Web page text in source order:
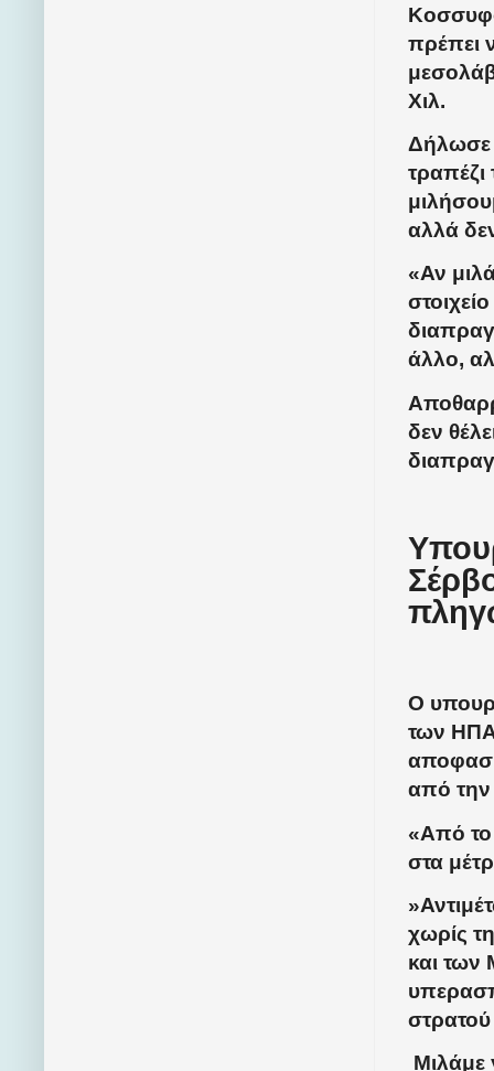
πρέπει
Χιλ.
Δήλωσε
τραπέζι
αλλά
«Αν
άλλο,
δεν
Ο
των ΗΠΑ
από την
«Από το
στα
χωρίς
και των
Μιλάμε